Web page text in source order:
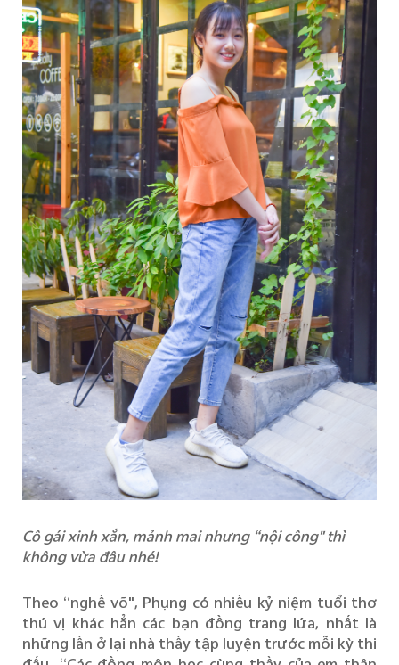
Cô gái xinh xắn, mảnh mai nhưng “nội công" thì
không vừa đâu nhé!
Theo “nghề võ", Phụng có nhiều kỷ niệm tuổi thơ
thú vị khác hẳn các bạn đồng trang lứa, nhất là
những lần ở lại nhà thầy tập luyện trước mỗi kỳ thi